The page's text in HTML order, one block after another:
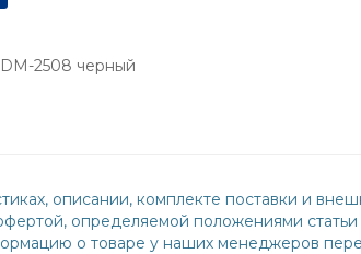
2508 черный
описании, комплекте поставки и
определяемой положениями
о товаре у наших менеджеров